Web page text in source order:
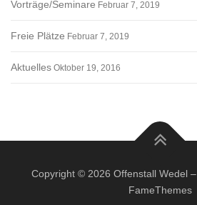
Vorträge/Seminare Februar 7, 2019
Freie Plätze Februar 7, 2019
Aktuelles Oktober 19, 2016
Copyright © 2026 Offenstall Wedel–
FameThemes